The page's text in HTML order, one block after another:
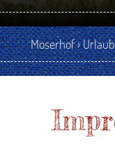
Moserhof›